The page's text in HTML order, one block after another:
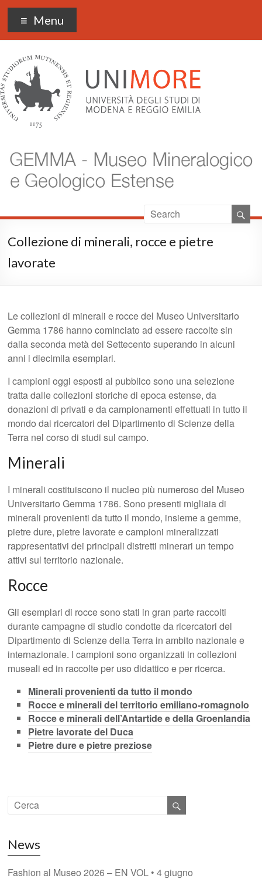
Museo Gemma
Menu
Collezione di minerali, rocce e pietre
lavorate
Le collezioni di minerali e rocce del Museo Universitario
Gemma 1786 hanno cominciato ad essere raccolte sin
dalla seconda metà del Settecento superando in alcuni
anni i diecimila esemplari.
I campioni oggi esposti al pubblico sono una selezione
tratta dalle collezioni storiche di epoca estense, da
donazioni di privati e da campionamenti effettuati in tutto il
mondo dai ricercatori del Dipartimento di Scienze della
Terra nel corso di studi sul campo.
Minerali
I minerali costituiscono il nucleo più numeroso del Museo
Universitario Gemma 1786. Sono presenti migliaia di
minerali provenienti da tutto il mondo, insieme a gemme,
pietre dure, pietre lavorate e campioni mineralizzati
rappresentativi dei principali distretti minerari un tempo
attivi sul territorio nazionale.
Rocce
Gli esemplari di rocce sono stati in gran parte raccolti
durante campagne di studio condotte da ricercatori del
Dipartimento di Scienze della Terra in ambito nazionale e
internazionale. I campioni sono organizzati in collezioni
museali ed in raccolte per uso didattico e per ricerca.
Minerali provenienti da tutto il mondo
Rocce e minerali del territorio emiliano-romagnolo
Rocce e minerali dell’Antartide e della Groenlandia
Pietre lavorate del Duca
Pietre dure e pietre preziose
News
Fashion al Museo 2026 – EN VOL • 4 giugno